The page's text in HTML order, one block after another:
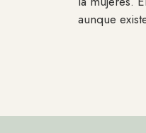
aunque